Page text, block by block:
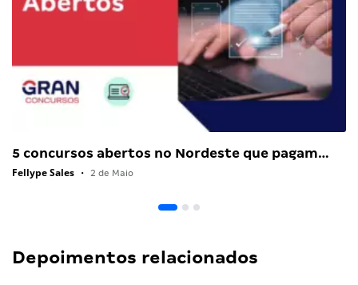
5 concursos abertos no Nordeste que pagam…
Fellype Sales • 2 de Maio
Depoimentos relacionados